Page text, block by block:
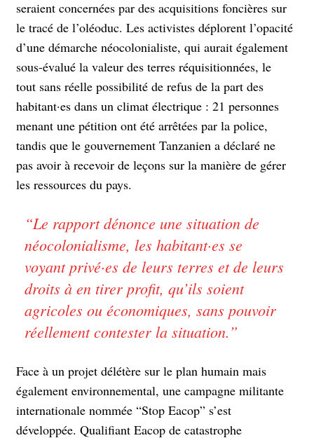
seraient concernées par des acquisitions foncières sur
le tracé de l’oléoduc. Les activistes déplorent l’opacité
d’une démarche néocolonialiste, qui aurait également
sous-évalué la valeur des terres réquisitionnées, le
tout sans réelle possibilité de refus de la part des
habitant·es dans un climat électrique : 21 personnes
menant une pétition ont été arrêtées par la police,
tandis que le gouvernement Tanzanien a déclaré ne
pas avoir à recevoir de leçons sur la manière de gérer
les ressources du pays.
“Le rapport dénonce une situation de
néocolonialisme, les habitant·es se
voyant privé·es de leurs terres et de leurs
droits à en tirer profit, qu’ils soient
agricoles ou économiques, sans pouvoir
réellement contester la situation.”
Face à un projet délétère sur le plan humain mais
également environnemental, une campagne militante
internationale nommée “Stop Eacop” s’est
développée. Qualifiant Eacop de catastrophe